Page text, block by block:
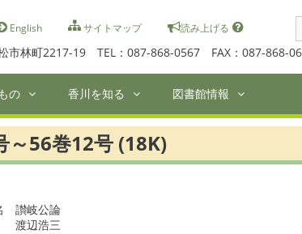
English サイトマップ 読み上げる
市林町2217-19 TEL：087-868-0567 FAX：087-868-
の 香川を知る 図書館情報
～56巻12号 (18K)
　讃岐公論
　渡辺浩三